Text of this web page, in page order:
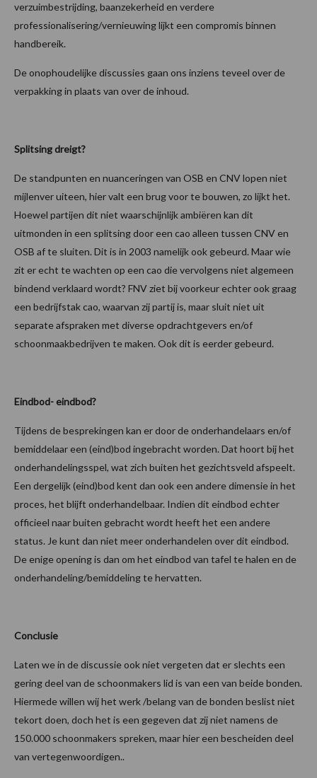
verzuimbestrijding, baanzekerheid en verdere
professionalisering/vernieuwing lijkt een compromis binnen
handbereik.
De onophoudelijke discussies gaan ons inziens teveel over de
verpakking in plaats van over de inhoud.
Splitsing dreigt?
De standpunten en nuanceringen van OSB en CNV lopen niet
mijlenver uiteen, hier valt een brug voor te bouwen, zo lijkt het.
Hoewel partijen dit niet waarschijnlijk ambiëren kan dit
uitmonden in een splitsing door een cao alleen tussen CNV en
OSB af te sluiten. Dit is in 2003 namelijk ook gebeurd. Maar wie
zit er echt te wachten op een cao die vervolgens niet algemeen
bindend verklaard wordt? FNV ziet bij voorkeur echter ook graag
een bedrijfstak cao, waarvan zij partij is, maar sluit niet uit
separate afspraken met diverse opdrachtgevers en/of
schoonmaakbedrijven te maken. Ook dit is eerder gebeurd.
Eindbod- eindbod?
Tijdens de besprekingen kan er door de onderhandelaars en/of
bemiddelaar een (eind)bod ingebracht worden. Dat hoort bij het
onderhandelingsspel, wat zich buiten het gezichtsveld afspeelt.
Een dergelijk (eind)bod kent dan ook een andere dimensie in het
proces, het blijft onderhandelbaar. Indien dit eindbod echter
officieel naar buiten gebracht wordt heeft het een andere
status. Je kunt dan niet meer onderhandelen over dit eindbod.
De enige opening is dan om het eindbod van tafel te halen en de
onderhandeling/bemiddeling te hervatten.
Conclusie
Laten we in de discussie ook niet vergeten dat er slechts een
gering deel van de schoonmakers lid is van een van beide bonden.
Hiermede willen wij het werk /belang van de bonden beslist niet
tekort doen, doch het is een gegeven dat zij niet namens de
150.000 schoonmakers spreken, maar hier een bescheiden deel
van vertegenwoordigen..